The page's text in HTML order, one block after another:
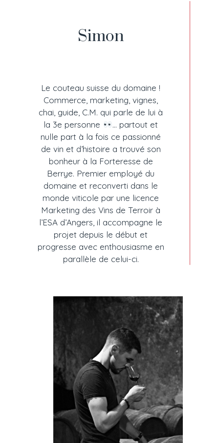
Simon
Le couteau suisse du domaine !
Commerce, marketing, vignes,
chai, guide, C.M. qui parle de lui à
la 3e personne
… partout et
nulle part à la fois ce passionné
de vin et d’histoire a trouvé son
bonheur à la Forteresse de
Berrye. Premier employé du
domaine et reconverti dans le
monde viticole par une licence
Marketing des Vins de Terroir à
l’ESA d’Angers, il accompagne le
projet depuis le début et
progresse avec enthousiasme en
parallèle de celui-ci.